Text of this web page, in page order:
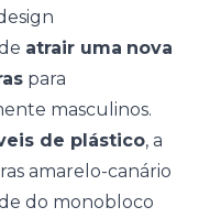
atrair uma nova
para
masculinos.
de plástico, a
amarelo-canário
do monobloco